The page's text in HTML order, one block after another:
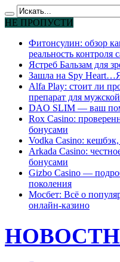
НЕ ПРОПУСТИ
Фитонсулин: обзор
реальность контроля
Ястреб Бальзам для
Зашла на Spy
Alfa Play: стоит ли
препарат для
DAO SLIM — ваш
Rox Casino:
бонусами
Vodka Casino:
Arkada Casino:
бонусами
Gizbo Casino —
поколения
Мосбет: Всё о
онлайн-казино